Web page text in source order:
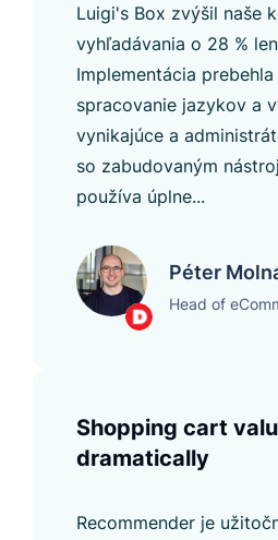
Luigi's Box zvýšil naše
vyhľadávania o 28 %
Implementácia
spracovanie jazykov a
vynikajúce a
so zabudovaným
používa úplne...
Péter
Head of
Shopping cart
dramatically
Recommender je